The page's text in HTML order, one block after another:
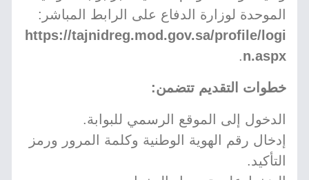
الموحدة لوزارة الدفاع على الرابط المباشر:
https://tajnidreg.mod.gov.sa/profile/logi
n.aspx
.
خطوات التقديم تتضمن:
الدخول إلى الموقع الرسمي للبوابة.
إدخال رقم الهوية الوطنية وكلمة المرور ورمز
التأكيد.